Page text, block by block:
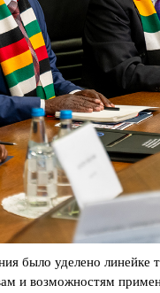
было уделено
и возможностям